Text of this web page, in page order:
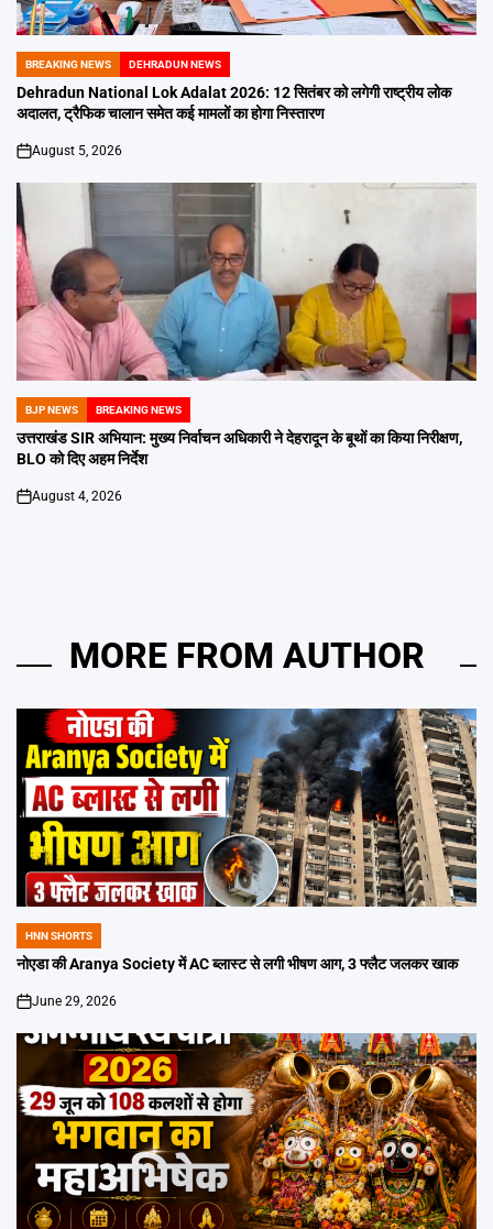
POSTED
IN
BREAKING NEWS DEHRADUN NEWS
Dehradun National Lok Adalat 2026: 12 सितंबर को लगेगी राष्ट्रीय लोक
अदालत, ट्रैफिक चालान समेत कई मामलों का होगा निस्तारण
on
August 5, 2026
POSTED
IN
BJP NEWS BREAKING NEWS
उत्तराखंड SIR अभियान: मुख्य निर्वाचन अधिकारी ने देहरादून के बूथों का किया निरीक्षण,
BLO को दिए अहम निर्देश
on
August 4, 2026
MORE FROM AUTHOR
POSTED
IN
HNN SHORTS
नोएडा की Aranya Society में AC ब्लास्ट से लगी भीषण आग, 3 फ्लैट जलकर खाक
on
June 29, 2026